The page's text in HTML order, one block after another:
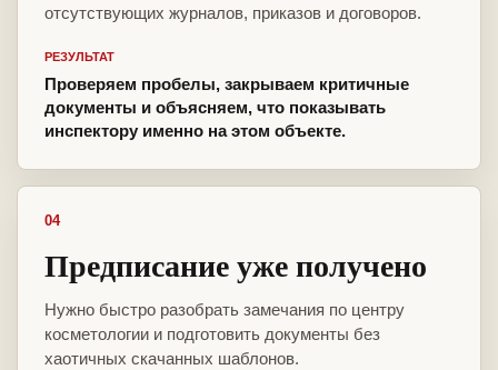
отсутствующих журналов, приказов и договоров.
РЕЗУЛЬТАТ
Проверяем пробелы, закрываем критичные
документы и объясняем, что показывать
инспектору именно на этом объекте.
04
Предписание уже получено
Нужно быстро разобрать замечания по центру
косметологии и подготовить документы без
хаотичных скачанных шаблонов.